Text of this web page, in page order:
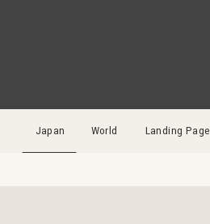
Japan World Landing Page